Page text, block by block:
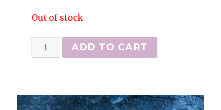
Out of stock
Burgers
(avec
et
ADD TO CART